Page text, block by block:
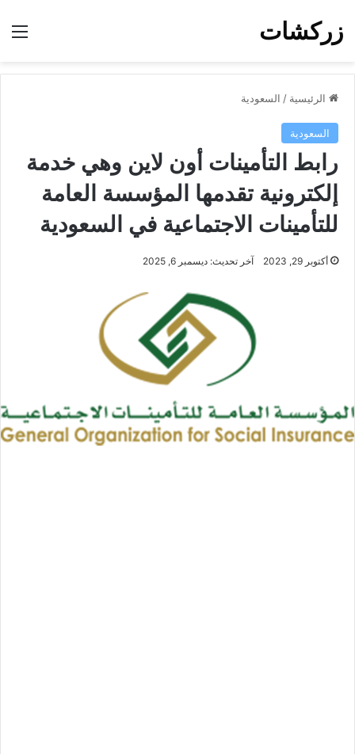
زركشات
الرئيسية / السعودية
السعودية
رابط التأمينات أون لاين وهي خدمة
إلكترونية تقدمها المؤسسة العامة
للتأمينات الاجتماعية في السعودية
أكتوبر 29, 2023 آخر تحديث: ديسمبر 6, 2025